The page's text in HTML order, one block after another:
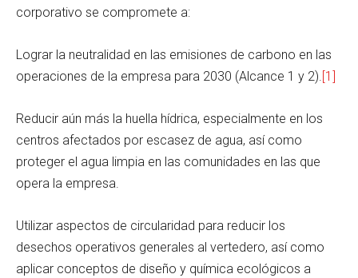
corporativo se compromete a:
Lograr la neutralidad en las emisiones de carbono en las
operaciones de la empresa para 2030 (Alcance 1 y 2). [1]
Reducir aún más la huella hídrica, especialmente en los
centros afectados por escasez de agua, así como
proteger el agua limpia en las comunidades en las que
opera la empresa.
Utilizar aspectos de circularidad para reducir los
desechos operativos generales al vertedero, así como
aplicar conceptos de diseño y química ecológicos a